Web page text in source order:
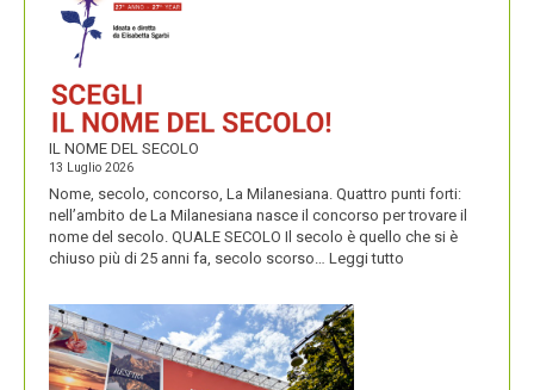
IL NOME DEL SECOLO
13 Luglio 2026
Nome, secolo, concorso, La Milanesiana. Quattro punti forti:
nell’ambito de La Milanesiana nasce il concorso per trovare il
nome del secolo. QUALE SECOLO Il secolo è quello che si è
chiuso più di 25 anni fa, secolo scorso… Leggi tutto